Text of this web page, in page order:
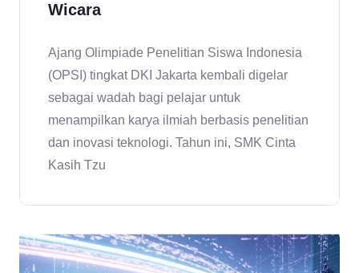
Wicara
Ajang Olimpiade Penelitian Siswa Indonesia
(OPSI) tingkat DKI Jakarta kembali digelar
sebagai wadah bagi pelajar untuk
menampilkan karya ilmiah berbasis penelitian
dan inovasi teknologi. Tahun ini, SMK Cinta
Kasih Tzu